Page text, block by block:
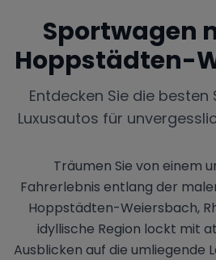
Sportwagen
Hoppstädten-
Entdecken Sie die
Luxusautos für
Träumen Sie von einem
Fahrerlebnis entlang der
Hoppstädten-Weiersbach,
idyllische Region lockt mit
Ausblicken auf die umliegende